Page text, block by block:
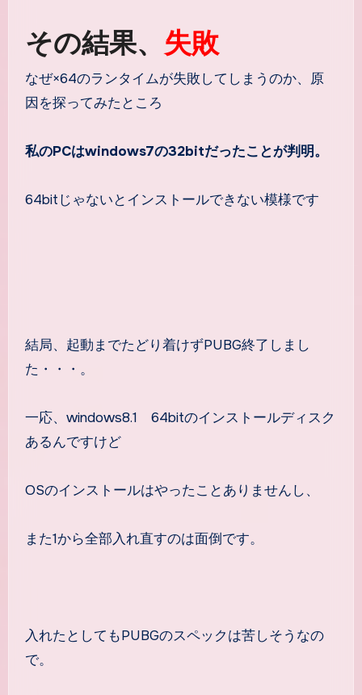
その結果、失敗
なぜ×64のランタイムが失敗してしまうのか、原
因を探ってみたところ
私のPCはwindows7の32bitだったことが判明。
64bitじゃないとインストールできない模様です
結局、起動までたどり着けずPUBG終了しまし
た・・・。
一応、windows8.1 64bitのインストールディスク
あるんですけど
OSのインストールはやったことありませんし、
また1から全部入れ直すのは面倒です。
入れたとしてもPUBGのスペックは苦しそうなの
で。